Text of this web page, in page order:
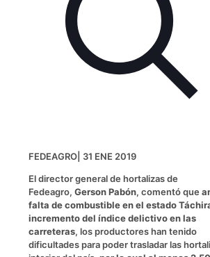
FEDEAGRO| 31 ENE 2019
El director general de hortalizas de
Fedeagro, Gerson Pabón, comentó que
falta de combustible en el estado
incremento del índice delictivo en las
carreteras, los productores han tenido
dificultades para poder trasladar las